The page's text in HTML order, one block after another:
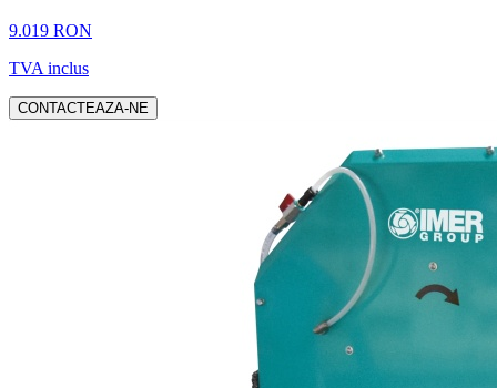
9.019 RON
TVA inclus
CONTACTEAZA-NE